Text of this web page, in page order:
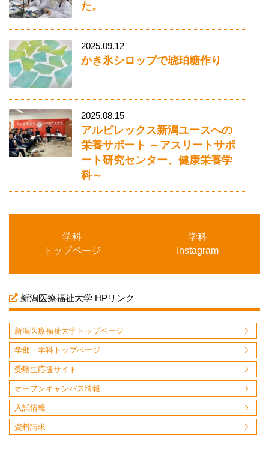
た。
2025.09.12
かき氷シロップで琥珀糖作り
2025.08.15
アルビレックス新潟ユースへの
栄養サポート ～アスリートサポ
ート研究センター、健康栄養学
科～
学科
トップページ
学科
Instagram
新潟医療福祉大学 HPリンク
新潟医療福祉大学トップページ
学部・学科トップページ
受験生応援サイト
オープンキャンパス情報
入試情報
資料請求